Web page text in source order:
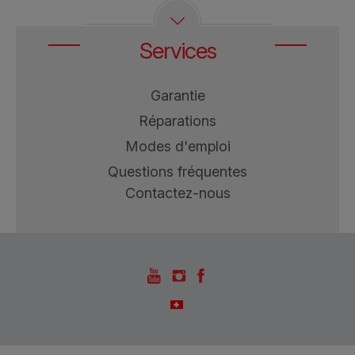
Services
Garantie
Réparations
Modes d'emploi
Questions fréquentes
Contactez-nous